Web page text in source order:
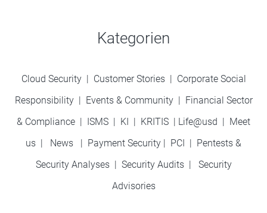
Kategorien
Cloud Security | Customer Stories| Corporate Social
Responsibility| Events & Community | Financial Sector
& Compliance | ISMS | KI | KRITIS | Life@usd | Meet
us | News | Payment Security | PCI | Pentests &
Security Analyses | Security Audits| Security
Advisories